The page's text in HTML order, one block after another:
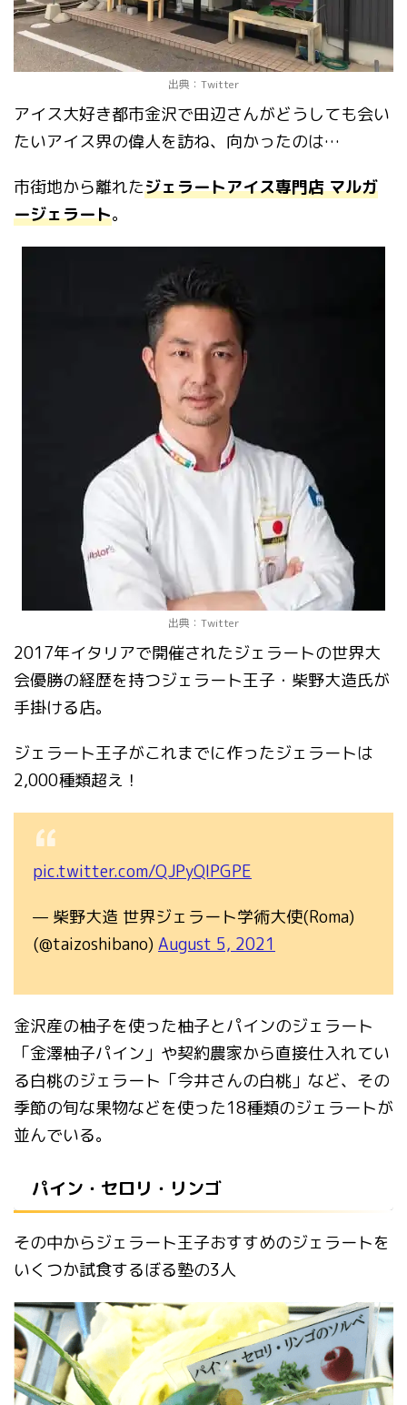
出典：Twitter
アイス大好き都市金沢で田辺さんがどうしても会い
たいアイス界の偉人を訪ね、向かったのは…
市街地から離れたジェラートアイス専門店 マルガ
ージェラート。
出典：Twitter
2017年イタリアで開催されたジェラートの世界大
会優勝の経歴を持つジェラート王子・柴野大造氏が
手掛ける店。
ジェラート王子がこれまでに作ったジェラートは
2,000種類超え！
pic.twitter.com/QJPyQIPGPE
— 柴野大造 世界ジェラート学術大使(Roma)
(@taizoshibano) August 5, 2021
金沢産の柚子を使った柚子とパインのジェラート
「金澤柚子パイン」や契約農家から直接仕入れてい
る白桃のジェラート「今井さんの白桃」など、その
季節の旬な果物などを使った18種類のジェラートが
並んでいる。
パイン・セロリ・リンゴ
その中からジェラート王子おすすめのジェラートを
いくつか試食するぼる塾の3人